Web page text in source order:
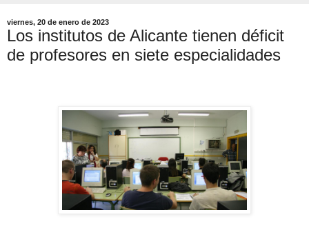
viernes, 20 de enero de 2023
Los institutos de Alicante tienen déficit
de profesores en siete especialidades